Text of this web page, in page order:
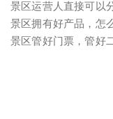
景区运营人直接可以
景区拥有好产品，怎
景区管好门票，管好